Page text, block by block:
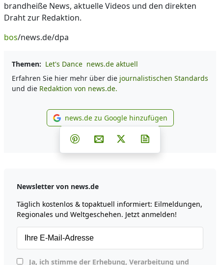
brandheiße News, aktuelle Videos und den direkten
Draht zur Redaktion.
bos/news.de/dpa
Themen: Let's Dance news.de aktuell
Erfahren Sie hier mehr über die journalistischen Standards
und die Redaktion von news.de.
news.de zu Google
news.de zu Google hinzufügen
Teilen auf Facebook
Teilen auf Whatsapp
Teilen auf Telegram
Teilen auf Pinterest
Per E-Mail teilen
Post auf X
Newsletter von news.de
Täglich kostenlos & topaktuell informiert: Eilmeldungen,
Regionales und Weltgeschehen. Jetzt anmelden!